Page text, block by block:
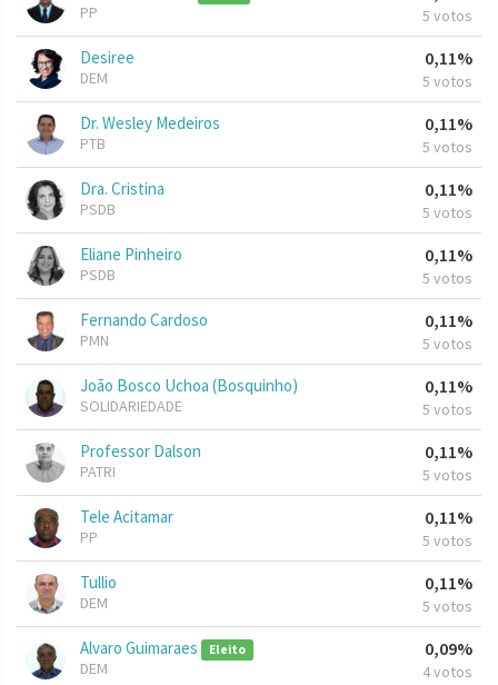
PP 5 votos
Desiree
DEM
0,11%
5 votos
Dr. Wesley Medeiros
PTB
0,11%
5 votos
Dra. Cristina
PSDB
0,11%
5 votos
Eliane Pinheiro
PSDB
0,11%
5 votos
Fernando Cardoso
PMN
0,11%
5 votos
João Bosco Uchoa (Bosquinho)
SOLIDARIEDADE
0,11%
5 votos
Professor Dalson
PATRI
0,11%
5 votos
Tele Acitamar
PP
0,11%
5 votos
Tullio
DEM
0,11%
5 votos
Alvaro Guimaraes Eleito
DEM
0,09%
4 votos